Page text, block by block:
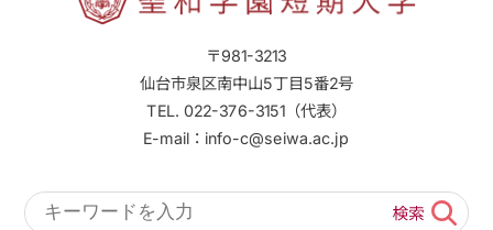
〒981-3213
仙台市泉区南中山5丁目5番2号
TEL. 022-376-3151（代表）
E-mail：info-c@seiwa.ac.jp